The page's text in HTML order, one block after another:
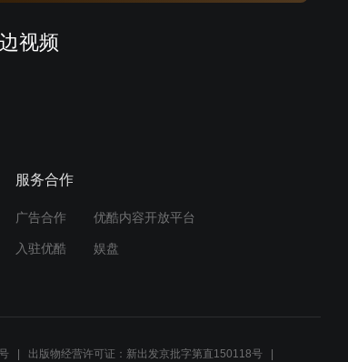
视频
02:59
服务合作
广告合作 优酷内容开放平台
入驻优酷 娱盘
出版物经营许可证：新出发京批字第直150118号